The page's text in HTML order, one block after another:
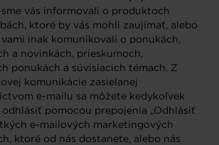
sme vás informovali o produktoch
ktoré by vás mohli zaujímať, alebo
vami inak komunikovali o ponukách,
a novinkách, prieskumoch,
ponukách a súvisiacich témach. Z
komunikácie zasielanej
e-mailu sa môžete kedykoľvek
pomocou prepojenia „Odhlásiť
e-mailových marketingových
ktoré od nás dostanete, alebo nás